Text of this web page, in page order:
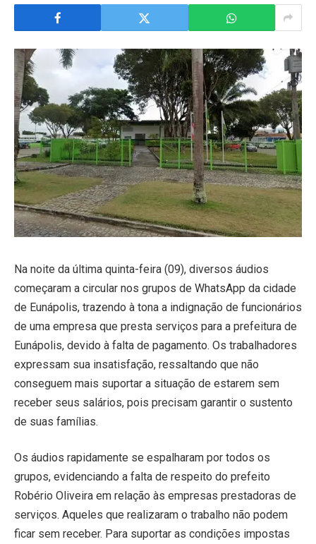
Na noite da última quinta-feira (09), diversos áudios
começaram a circular nos grupos de WhatsApp da cidade
de Eunápolis, trazendo à tona a indignação de funcionários
de uma empresa que presta serviços para a prefeitura de
Eunápolis, devido à falta de pagamento. Os trabalhadores
expressam sua insatisfação, ressaltando que não
conseguem mais suportar a situação de estarem sem
receber seus salários, pois precisam garantir o sustento
de suas famílias.
Os áudios rapidamente se espalharam por todos os
grupos, evidenciando a falta de respeito do prefeito
Robério Oliveira em relação às empresas prestadoras de
serviços. Aqueles que realizaram o trabalho não podem
ficar sem receber. Para suportar as condições impostas